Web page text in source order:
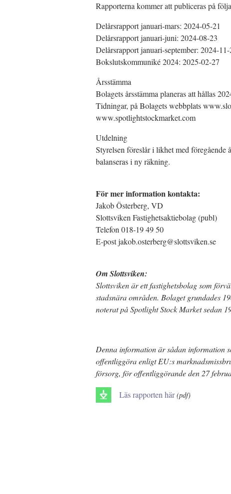
Rapporterna kommer att publiceras på
Delårsrapport januari-mars: 2024-05-21
Delårsrapport januari-juni: 2024-08-23
Delårsrapport januari-september: 2024-11-
Bokslutskommuniké 2024: 2025-02-27
Årsstämma
Bolagets årsstämma planeras att hållas
Tidningar, på Bolagets webbplats
www.spotlightstockmarket.com
Utdelning
Styrelsen föreslår i likhet med föregående
balanseras i ny räkning.
För mer information kontakta:
Jakob Österberg, VD
Slottsviken Fastighetsaktiebolag (publ)
Telefon 018-19 49 50
E-post jakob.osterberg@slottsviken.se
Om Slottsviken:
Slottsviken är ett fastighetsbolag som
stadsnära områden. Bolaget grundades
noterat på Spotlight Stock Market sedan
Denna information är sådan information
offentliggöra enligt EU:s
försorg, för offentliggörande den 27
Läs rapporten här (pdf)